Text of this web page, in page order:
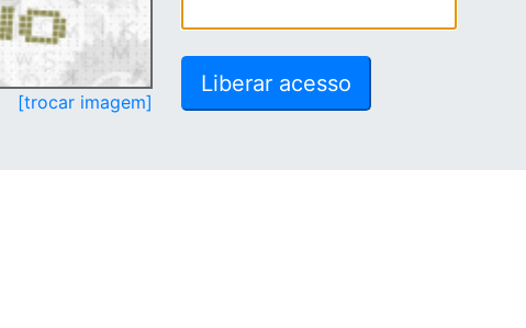
[trocar imagem]